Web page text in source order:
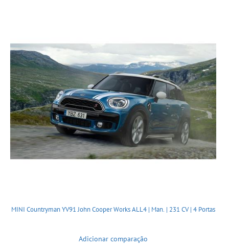
MINI Countryman YV91 John Cooper Works ALL4 | Man. | 231 CV | 4 Portas
Adicionar comparação